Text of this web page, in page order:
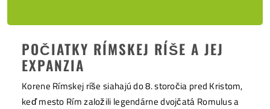
POČIATKY RÍMSKEJ RÍŠE A JEJ
EXPANZIA
Korene Rímskej ríše siahajú do 8. storočia pred Kristom,
keď mesto Rím založili legendárne dvojčatá Romulus a